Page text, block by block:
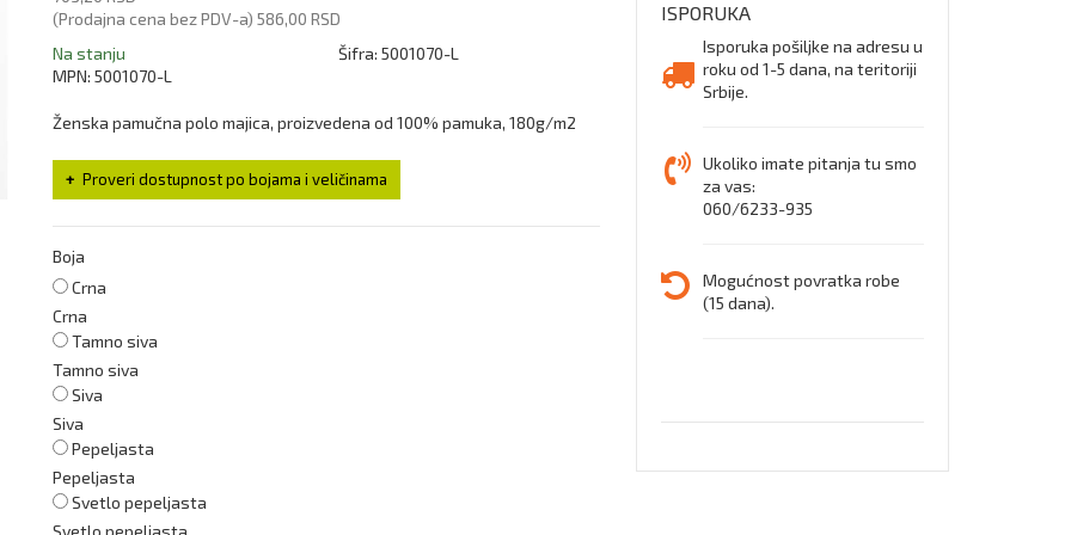
(Prodajna cena bez PDV-a) 586,00 RSD
Na stanju
Šifra: 5001070-L
MPN: 5001070-L
Ženska pamučna polo majica, proizvedena od 100% pamuka, 180g/m2
Proveri dostupnost po bojama i veličinama
Boja
Crna
Crna
Tamno siva
Tamno siva
Siva
Siva
Pepeljasta
Pepeljasta
Svetlo pepeljasta
Svetlo pepeljasta
ISPORUKA
Isporuka pošiljke na adresu u
roku od 1-5 dana, na teritoriji
Srbije.
Ukoliko imate pitanja tu smo
za vas:
060/6233-935
Mogućnost povratka robe
(15 dana).